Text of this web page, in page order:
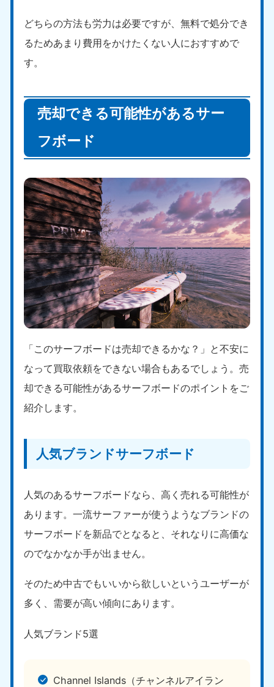
どちらの方法も労力は必要ですが、無料で処分でき
るためあまり費用をかけたくない人におすすめで
す。
売却できる可能性があるサー
フボード
「このサーフボードは売却できるかな？」と不安に
なって買取依頼をできない場合もあるでしょう。売
却できる可能性があるサーフボードのポイントをご
紹介します。
人気ブランドサーフボード
人気のあるサーフボードなら、高く売れる可能性が
あります。一流サーファーが使うようなブランドの
サーフボードを新品でとなると、それなりに高価な
のでなかなか手が出ません。
そのため中古でもいいから欲しいというユーザーが
多く、需要が高い傾向にあります。
人気ブランド5選
Channel Islands（チャンネルアイラン